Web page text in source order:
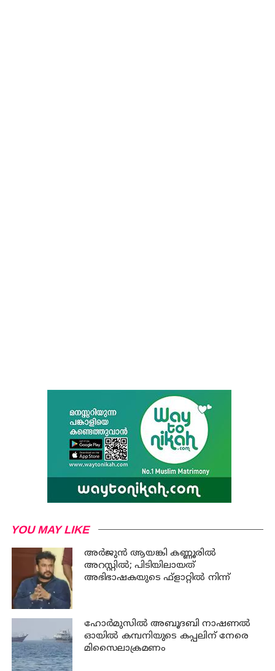
YOU MAY LIKE
അര്‍ജുന്‍ ആയങ്കി കണ്ണൂരില്‍
അറസ്റ്റില്‍; പിടിയിലായത്
അഭിഭാഷകയുടെ ഫ്‌ളാറ്റില്‍ നിന്ന്
ഹോര്‍മുസില്‍ അബൂദബി നാഷണല്‍
ഓയില്‍ കമ്പനിയുടെ കപ്പലിന് നേരെ
മിസൈലാക്രമണം